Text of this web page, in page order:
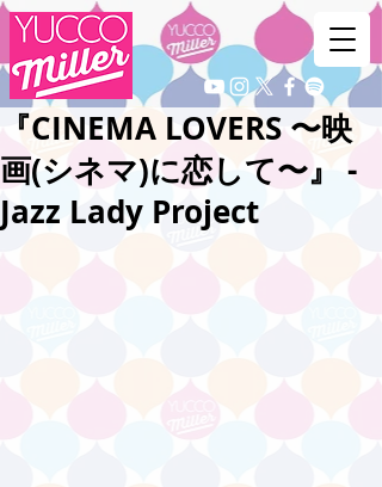
『CINEMA LOVERS 〜映
画(シネマ)に恋して〜』 -
Jazz Lady Project